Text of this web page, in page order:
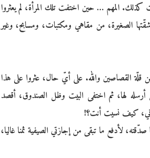
المهم … حين اختفت تلك المرأة، لم يعثروا
الصغيرة، من مقاهي ومكتبات، ومسابح، وغير
القصاصين والله. على أيّ حال، عثروا على هذا
لها، ثم اختفى البيت وظل الصندوق، أقصد
كيف نسيت أنت؟!
لأدفع ما تبقى من إجازتي الصيفية ثمنا غاليا،